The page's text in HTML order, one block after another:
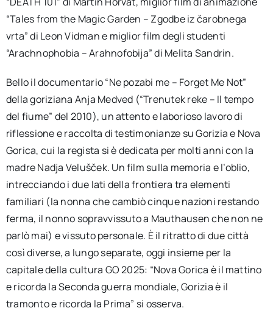
“Tales from the Magic Garden – Zgodbe iz čarobnega
vrta” di Leon Vidman e miglior film degli studenti
“Arachnophobia – Arahnofobija” di Melita Sandrin.
Bello il documentario “Ne pozabi me – Forget Me Not”
della goriziana Anja Medved (“Trenutek reke – Il tempo
del fiume” del 2010), un attento e laborioso lavoro di
riflessione e raccolta di testimonianze su Gorizia e Nova
Gorica, cui la regista si è dedicata per molti anni con la
madre Nadja Velušček. Un film sulla memoria e l’oblio,
intrecciando i due lati della frontiera tra elementi
familiari (la nonna che cambiò cinque nazioni restando
ferma, il nonno sopravvissuto a Mauthausen che non ne
parlò mai) e vissuto personale. È il ritratto di due città
così diverse, a lungo separate, oggi insieme per la
capitale della cultura GO 2025: “Nova Gorica è il mattino
e ricorda la Seconda guerra mondiale, Gorizia è il
tramonto e ricorda la Prima” si osserva.